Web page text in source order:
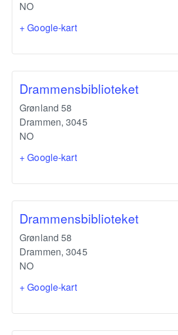
NO
+ Google-kart
Drammensbiblioteket
Grønland 58
Drammen, 3045
NO
+ Google-kart
Drammensbiblioteket
Grønland 58
Drammen, 3045
NO
+ Google-kart